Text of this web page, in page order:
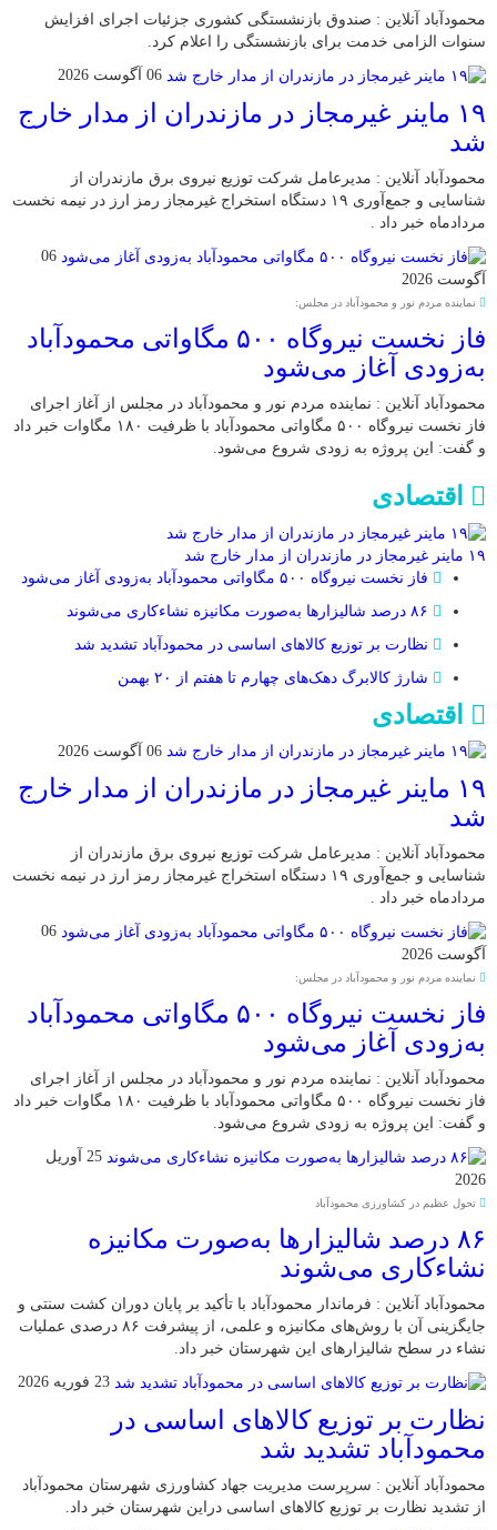
محمودآباد آنلاین : صندوق بازنشستگی کشوری جزئیات اجرای افزایش
سنوات الزامی خدمت برای بازنشستگی را اعلام کرد.
06 آگوست 2026
۱۹ ماینر غیرمجاز در مازندران از مدار خارج
شد
محمودآباد آنلاین : مدیرعامل شرکت توزیع نیروی برق مازندران از
شناسایی و جمع‌آوری ۱۹ دستگاه استخراج غیرمجاز رمز ارز در نیمه نخست
مردادماه خبر داد .
06
آگوست 2026
نماینده مردم نور و محمودآباد در مجلس:
فاز نخست نیروگاه ۵۰۰ مگاواتی محمودآباد
به‌زودی آغاز می‌شود
محمودآباد آنلاین : نماینده مردم نور و محمودآباد در مجلس از آغاز اجرای
فاز نخست نیروگاه ۵۰۰ مگاواتی محمودآباد با ظرفیت ۱۸۰ مگاوات خبر داد
و گفت: این پروژه به زودی شروع می‌شود.
اقتصادی
۱۹ ماینر غیرمجاز در مازندران از مدار خارج شد
فاز نخست نیروگاه ۵۰۰ مگاواتی محمودآباد به‌زودی آغاز می‌شود
نظارت بر توزیع کالا‌های اساسی در محمودآباد تشدید شد
شارژ کالابرگ دهک‌های چهارم تا هفتم از ۲۰ بهمن
اقتصادی
06 آگوست 2026
۱۹ ماینر غیرمجاز در مازندران از مدار خارج
شد
محمودآباد آنلاین : مدیرعامل شرکت توزیع نیروی برق مازندران از
شناسایی و جمع‌آوری ۱۹ دستگاه استخراج غیرمجاز رمز ارز در نیمه نخست
مردادماه خبر داد .
06
آگوست 2026
نماینده مردم نور و محمودآباد در مجلس:
فاز نخست نیروگاه ۵۰۰ مگاواتی محمودآباد
به‌زودی آغاز می‌شود
محمودآباد آنلاین : نماینده مردم نور و محمودآباد در مجلس از آغاز اجرای
فاز نخست نیروگاه ۵۰۰ مگاواتی محمودآباد با ظرفیت ۱۸۰ مگاوات خبر داد
و گفت: این پروژه به زودی شروع می‌شود.
25 آوریل
2026
تحول عظیم در کشاورزی محمودآباد
۸۶ درصد شالیزارها به‌صورت مکانیزه
نشاءکاری می‌شوند
محمودآباد آنلاین : فرماندار محمودآباد با تأکید بر پایان دوران کشت سنتی و
جایگزینی آن با روش‌های مکانیزه و علمی، از پیشرفت ۸۶ درصدی عملیات
نشاء در سطح شالیزارهای این شهرستان خبر داد.
23 فوریه 2026
نظارت بر توزیع کالا‌های اساسی در
محمودآباد تشدید شد
محمودآباد آنلاین : سرپرست مدیریت جهاد کشاورزی شهرستان محمودآباد
از تشدید نظارت بر توزیع کالا‌های اساسی دراین شهرستان خبر داد.